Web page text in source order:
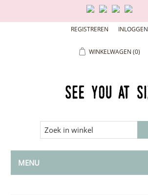
REGISTREREN INLOGGEN
WINKELWAGEN (0)
MENU